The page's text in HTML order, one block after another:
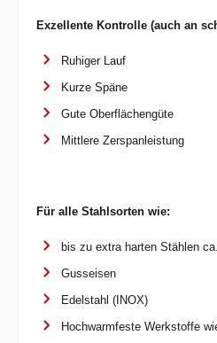
Exzellente Kontrolle (auch an
Ruhiger Lauf
Kurze Späne
Gute Oberflächengüte
Mittlere Zerspanleistung
Für alle Stahlsorten wie:
bis zu extra harten Stählen
Gusseisen
Edelstahl (INOX)
Hochwarmfeste Werkstoffe